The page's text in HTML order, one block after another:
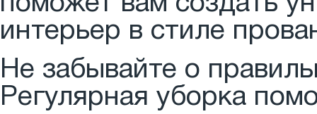
интерьер в стиле
Не забывайте о
Регулярная уборка